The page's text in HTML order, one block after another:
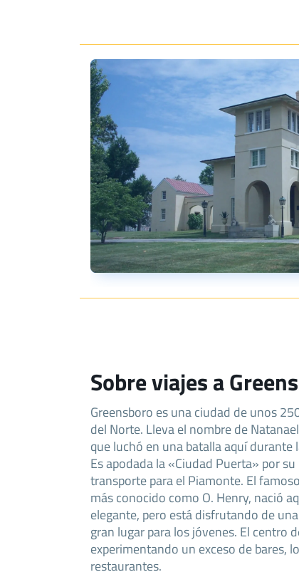
Sobre viajes a
Greensboro es una ciudad de unos
del Norte. Lleva el nombre de
que luchó en una batalla aquí durante
Es apodada la «Ciudad Puerta» por
transporte para el Piamonte. El
más conocido como O. Henry, nació
elegante, pero está disfrutando de
gran lugar para los jóvenes. El centro
experimentando un exceso de bares,
restaurantes.